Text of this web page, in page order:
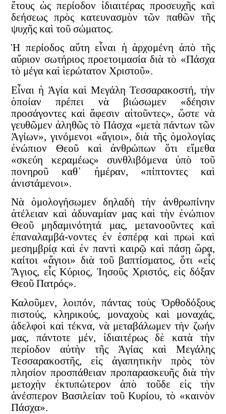
ἔτους ὡς περίοδον ἰδιαιτέρας προσευχῆς καὶ
δεήσεως πρὸς κατευνασμὸν τῶν παθῶν τῆς
ψυχῆς καὶ τοῦ σώματος.
Ἡ περίοδος αὕτη εἶναι ἡ ἀρχομένη ἀπὸ τῆς
αὔριον σωτήριος προετοιμασία διὰ τὸ «Πάσχα
τὸ μέγα καὶ ἱερώτατον Χριστοῦ».
Εἶναι ἡ Ἁγία καὶ Μεγάλη Τεσσαρακοστή, τὴν
ὁποίαν πρέπει νὰ βιώσωμεν «δέησιν
προσάγοντες καὶ ἄφεσιν αἰτοῦντες», ὥστε νὰ
γευθῶμεν ἀληθῶς τὸ Πάσχα «μετὰ πάντων τῶν
Ἁγίων», γινόμενοι «ἅγιοι», διὰ τῆς ὁμολογίας
ἐνώπιον Θεοῦ καὶ ἀνθρώπων ὅτι εἴμεθα
«σκεύη κεραμέως» συνθλιβόμενα ὑπὸ τοῦ
πονηροῦ καθ᾿ ἡμέραν, «πίπτοντες καὶ
ἀνιστάμενοι».
Νὰ ὁμολογήσωμεν δηλαδὴ τὴν ἀνθρωπίνην
ἀτέλειαν καὶ ἀδυναμίαν μας καὶ τὴν ἐνώπιον
Θεοῦ μηδαμινότητά μας, μετανοοῦντες καὶ
ἐπαναλαμβά-νοντες ἐν ἑσπέρᾳ καὶ πρωὶ καὶ
μεσημβρίᾳ καὶ ἐν παντὶ καιρῷ καὶ πάσῃ ὥρᾳ,
καίτοι «ἅγιοι» διὰ τοῦ βαπτίσματος, ὅτι «εἷς
Ἅγιος, εἷς Κύριος, Ἰησοῦς Χριστός, εἰς δόξαν
Θεοῦ Πατρός».
Καλοῦμεν, λοιπόν, πάντας τοὺς Ὀρθοδόξους
πιστούς, κληρικούς, μοναχοὺς καὶ μοναχάς,
ἀδελφοὶ καὶ τέκνα, νὰ μεταβάλωμεν τὴν ζωήν
μας, πάντοτε μέν, ἰδιαιτέρως δὲ κατὰ τὴν
περίοδον αὐτὴν τῆς Ἁγίας καὶ Μεγάλης
Τεσσαρακοστῆς, εἰς ἀγαπητικὴν πρὸς τὸν
πλησίον προσπάθειαν προπαρασκευῆς διὰ τὴν
μετοχὴν ἐκτυπώτερον ἀπὸ τοῦδε εἰς τὴν
ἀνέσπερον Βασιλείαν τοῦ Κυρίου, τὸ «καινὸν
Πάσχα».